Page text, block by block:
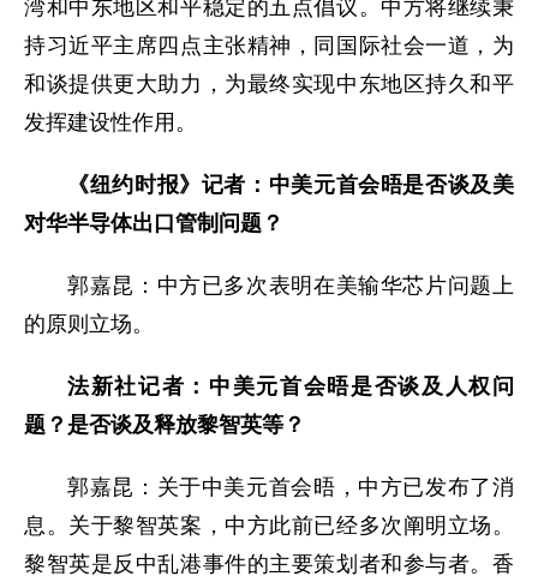
湾和中东地区和平稳定的五点倡议。中方将继续秉
持习近平主席四点主张精神，同国际社会一道，为
和谈提供更大助力，为最终实现中东地区持久和平
发挥建设性作用。
《纽约时报》记者：中美元首会晤是否谈及美
对华半导体出口管制问题？
郭嘉昆：中方已多次表明在美输华芯片问题上
的原则立场。
法新社记者：中美元首会晤是否谈及人权问
题？是否谈及释放黎智英等？
郭嘉昆：关于中美元首会晤，中方已发布了消
息。关于黎智英案，中方此前已经多次阐明立场。
黎智英是反中乱港事件的主要策划者和参与者。香